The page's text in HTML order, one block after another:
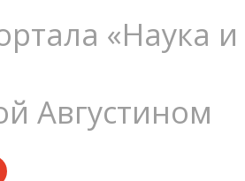
«Наука и
Августином